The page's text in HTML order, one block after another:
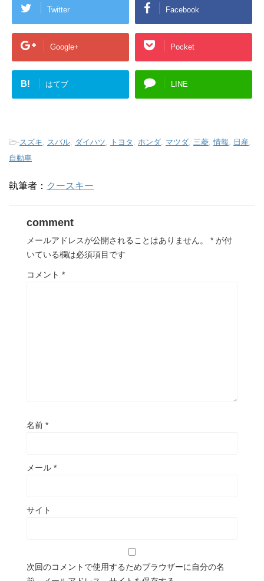
Twitter Facebook
Google+ Pocket
B! はてブ LINE
-スズキ スバル ダイハツ トヨタ ホンダ マツダ 三菱 情報 日産
自動車
執筆者： クースキー
comment
メールアドレスが公開されることはありません。 * が付
いている欄は必須項目です
コメント *
名前 *
メール *
サイト
次回のコメントで使用するためブラウザーに自分の名